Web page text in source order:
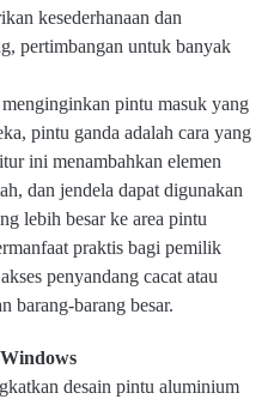
kesederhanaan dan
pertimbangan untuk banyak
pintu masuk yang
pintu ganda adalah cara yang
ini menambahkan elemen
dan jendela dapat digunakan
lebih besar ke area pintu
praktis bagi pemilik
penyandang cacat atau
barang-barang besar.
desain pintu aluminium